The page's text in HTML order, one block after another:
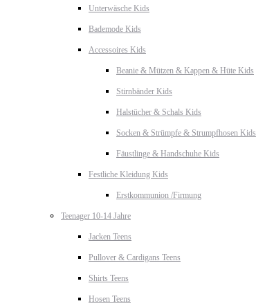
Unterwäsche Kids
Bademode Kids
Accessoires Kids
Beanie & Mützen & Kappen & Hüte Kids
Stirnbänder Kids
Halstücher & Schals Kids
Socken & Strümpfe & Strumpfhosen Kids
Fäustlinge & Handschuhe Kids
Festliche Kleidung Kids
Erstkommunion /Firmung
Teenager 10-14 Jahre
Jacken Teens
Pullover & Cardigans Teens
Shirts Teens
Hosen Teens